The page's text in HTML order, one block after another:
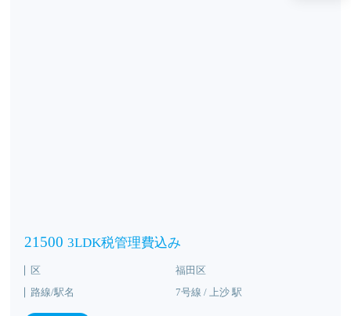
215003LDK税管理費込み
区
福田区
路線/駅名
7号線 / 上沙 駅